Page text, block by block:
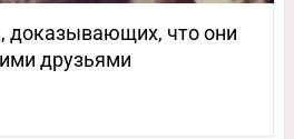
доказывающих, что они
друзьями